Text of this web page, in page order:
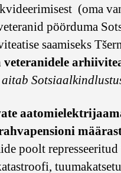
(oma
pöörduma
saamiseks
poolt